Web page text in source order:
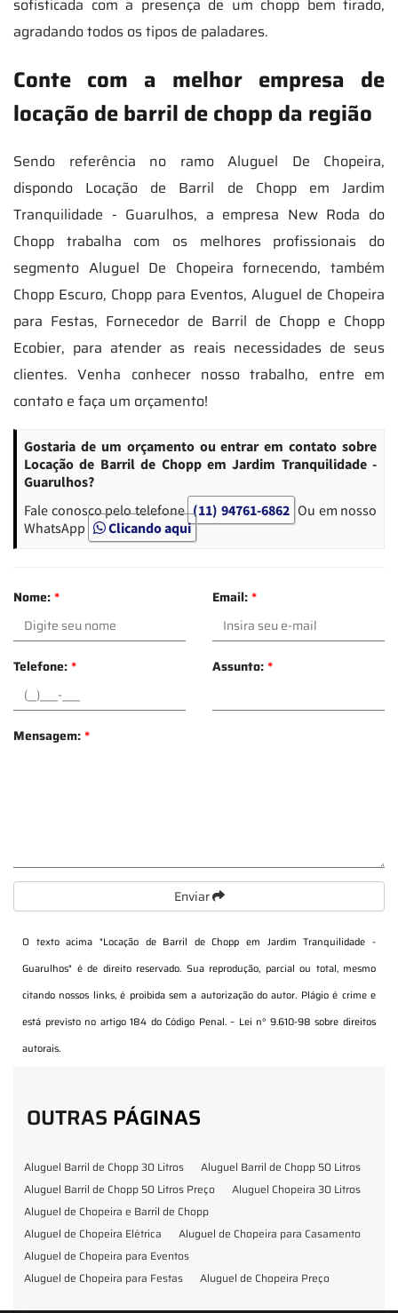
sofisticada com a presença de um chopp bem tirado,
agradando todos os tipos de paladares.
Conte com a melhor empresa de
locação de barril de chopp da região
Sendo referência no ramo Aluguel De Chopeira,
dispondo Locação de Barril de Chopp em Jardim
Tranquilidade - Guarulhos, a empresa New Roda do
Chopp trabalha com os melhores profissionais do
segmento Aluguel De Chopeira fornecendo, também
Chopp Escuro, Chopp para Eventos, Aluguel de Chopeira
para Festas, Fornecedor de Barril de Chopp e Chopp
Ecobier, para atender as reais necessidades de seus
clientes. Venha conhecer nosso trabalho, entre em
contato e faça um orçamento!
Gostaria de um orçamento ou entrar em contato sobre
Locação de Barril de Chopp em Jardim Tranquilidade -
Guarulhos?
Fale conosco pelo telefone (11) 94761-6862 Ou em nosso
WhatsApp
Clicando aqui
Nome:* Email:*
Telefone:* Assunto:*
Mensagem:*
Enviar
O texto acima "Locação de Barril de Chopp em Jardim Tranquilidade -
Guarulhos" é de direito reservado. Sua reprodução, parcial ou total, mesmo
citando nossos links, é proibida sem a autorização do autor. Plágio é crime e
está previsto no artigo 184 do Código Penal. – Lei n° 9.610-98 sobre direitos
autorais.
OUTRAS PÁGINAS
Aluguel Barril de Chopp 30 Litros
Aluguel Barril de Chopp 50 Litros
Aluguel Barril de Chopp 50 Litros Preço
Aluguel Chopeira 30 Litros
Aluguel de Chopeira e Barril de Chopp
Aluguel de Chopeira Elétrica
Aluguel de Chopeira para Casamento
Aluguel de Chopeira para Eventos
Aluguel de Chopeira para Festas
Aluguel de Chopeira Preço